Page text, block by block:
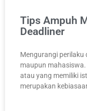
Tips Ampuh
Deadliner
Mengurangi perilaku
maupun mahasiswa.
atau yang memiliki
merupakan